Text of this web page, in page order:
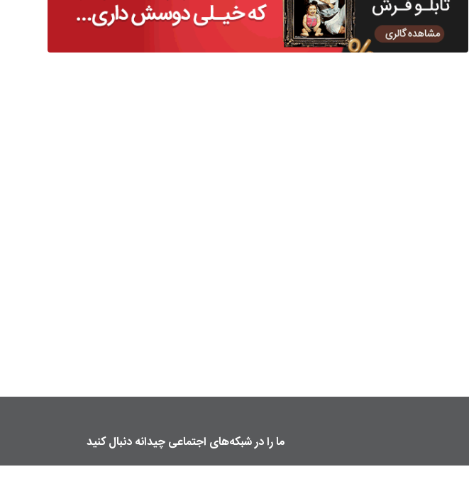
ما را در شبکه‌های اجتماعی چیدانه دنبال کنید